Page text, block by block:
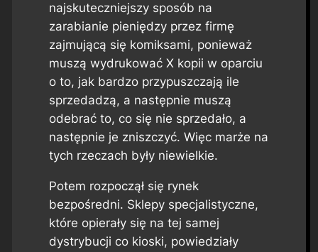
najskuteczniejszy sposób na
zarabianie pieniędzy przez firmę
zajmującą się komiksami, ponieważ
muszą wydrukować X kopii w oparciu
o to, jak bardzo przypuszczają ile
sprzedadzą, a następnie muszą
odebrać to, co się nie sprzedało, a
następnie je zniszczyć. Więc marże na
tych rzeczach były niewielkie.
Potem rozpoczął się rynek
bezpośredni. Sklepy specjalistyczne,
które opierały się na tej samej
dystrybucji co kioski, powiedziały